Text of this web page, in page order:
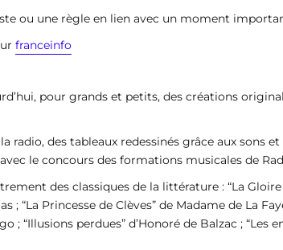
ou une règle en lien avec un moment
franceinfo
pour grands et petits, des créations
radio, des tableaux redessinés grâce aux sons
le concours des formations musicales de
des classiques de la littérature : “La
; “La Princesse de Clèves” de Madame de La
; “Illusions perdues” d’Honoré de Balzac ;